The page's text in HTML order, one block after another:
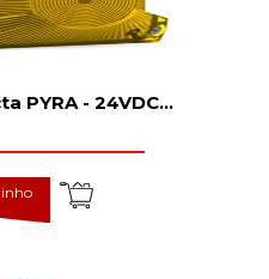
PYRA - 24VDC...